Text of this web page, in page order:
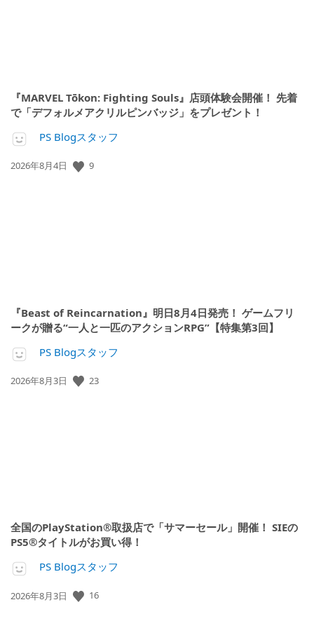
『MARVEL Tōkon: Fighting Souls』店頭体験会開催！ 先着
で「デフォルメアクリルピンバッジ」をプレゼント！
PS Blogスタッフ
公
2026年8月4日 9
『Beast of Reincarnation』明日8月4日発売！ ゲームフリ
ークが贈る“一人と一匹のアクションRPG”【特集第3回】
PS Blogスタッフ
公
2026年8月3日 23
全国のPlayStation®取扱店で「サマーセール」開催！ SIEの
PS5®タイトルがお買い得！
PS Blogスタッフ
公
2026年8月3日 16